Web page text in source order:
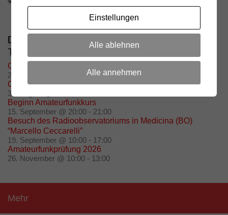
DIE NÄCHSTEN 5 VERANSTALTUNGEN /
TERMINE
Grillfeier – Grillplatz Oberolang
29. August @ 11:00
17:00
OE7 Hochsteintreffen
30. August @ 10:00
Beginn Amateurfunkkurs
15. September @ 20:00 - 21:00
Besuch des Radioobservatoriums in Medicina (BO)
“Marcello Ceccarelli”
19. September @ 10:00 - 17:00
Amateurfunkprüfung 2026
26. November @ 10:00 - 13:00
Mehr
Einstellungen
Alle ablehnen
Alle annehmen